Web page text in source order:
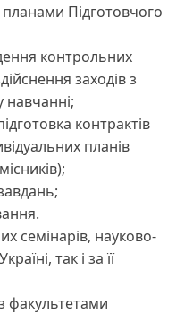
Підготовчого
контрольних
заходів з
навчанні;
контрактів
планів
семінарів, науково-
так і за її
факультетами